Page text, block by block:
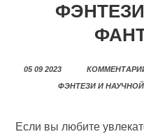
05 09 2023
ФЭНТЕЗИ И
Если вы любите